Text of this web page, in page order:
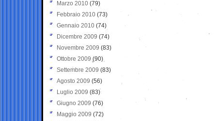
Marzo 2010 (79)
Febbraio 2010 (73)
Gennaio 2010 (74)
Dicembre 2009 (74)
Novembre 2009 (83)
Ottobre 2009 (90)
Settembre 2009 (83)
Agosto 2009 (56)
Luglio 2009 (83)
Giugno 2009 (76)
Maggio 2009 (72)